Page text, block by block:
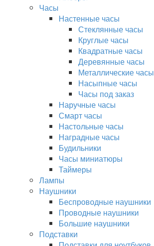
Часы
Настенные часы
Стеклянные часы
Круглые часы
Квадратные часы
Деревянные часы
Металлические часы
Насыпные часы
Часы под заказ
Наручные часы
Смарт часы
Настольные часы
Наградные часы
Будильники
Часы миниатюры
Таймеры
Лампы
Наушники
Беспроводные наушники
Проводные наушники
Большие наушники
Подставки